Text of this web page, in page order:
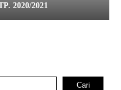
2020/2021
Cari